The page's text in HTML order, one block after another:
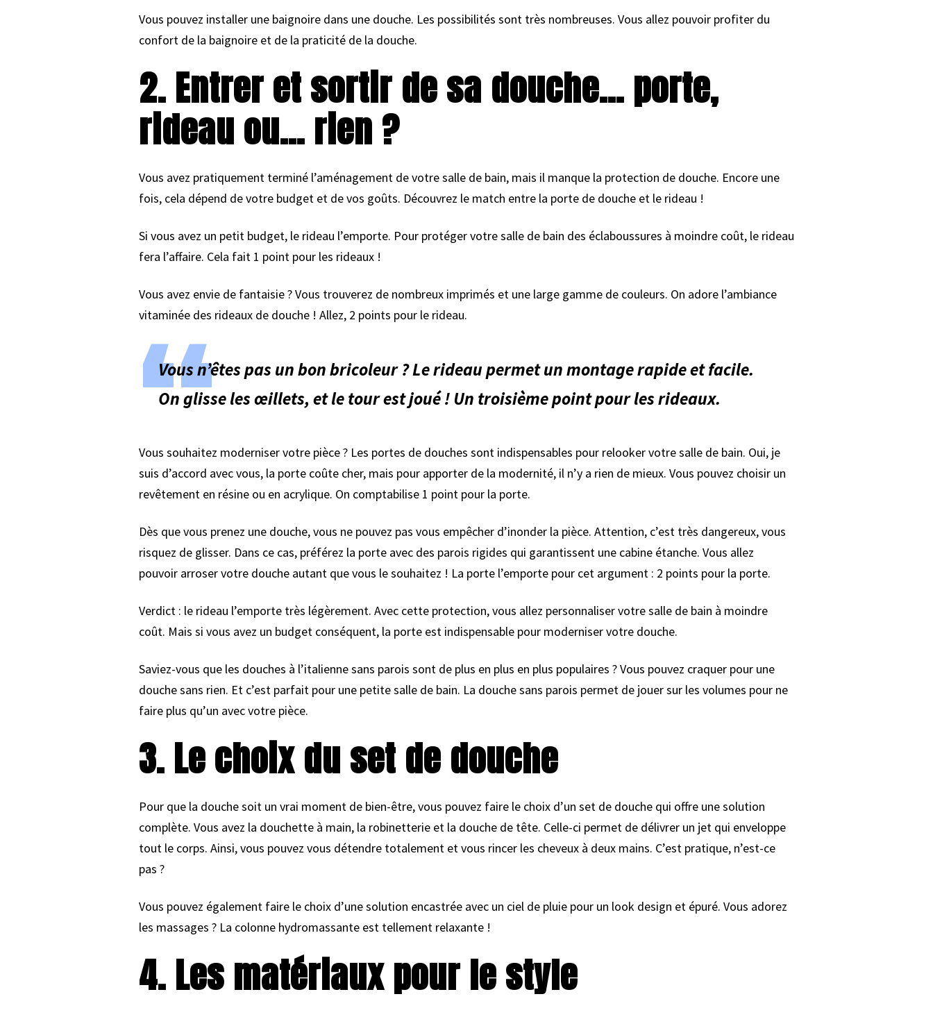
Vous pouvez installer une baignoire dans une douche. Les possibilités sont très nombreuses. Vous allez pouvoir profiter du
confort de la baignoire et de la praticité de la douche.
2. Entrer et sortir de sa douche… porte,
rideau ou… rien ?
Vous avez pratiquement terminé l’aménagement de votre salle de bain, mais il manque la protection de douche. Encore une
fois, cela dépend de votre budget et de vos goûts. Découvrez le match entre la porte de douche et le rideau !
Si vous avez un petit budget, le rideau l’emporte. Pour protéger votre salle de bain des éclaboussures à moindre coût, le rideau
fera l’affaire. Cela fait 1 point pour les rideaux !
Vous avez envie de fantaisie ? Vous trouverez de nombreux imprimés et une large gamme de couleurs. On adore l’ambiance
vitaminée des rideaux de douche ! Allez, 2 points pour le rideau.
Vous n’êtes pas un bon bricoleur ? Le rideau permet un montage rapide et facile.
On glisse les œillets, et le tour est joué ! Un troisième point pour les rideaux.
Vous souhaitez moderniser votre pièce ? Les portes de douches sont indispensables pour relooker votre salle de bain. Oui, je
suis d’accord avec vous, la porte coûte cher, mais pour apporter de la modernité, il n’y a rien de mieux. Vous pouvez choisir un
revêtement en résine ou en acrylique. On comptabilise 1 point pour la porte.
Dès que vous prenez une douche, vous ne pouvez pas vous empêcher d’inonder la pièce. Attention, c’est très dangereux, vous
risquez de glisser. Dans ce cas, préférez la porte avec des parois rigides qui garantissent une cabine étanche. Vous allez
pouvoir arroser votre douche autant que vous le souhaitez ! La porte l’emporte pour cet argument : 2 points pour la porte.
Verdict : le rideau l’emporte très légèrement. Avec cette protection, vous allez personnaliser votre salle de bain à moindre
coût. Mais si vous avez un budget conséquent, la porte est indispensable pour moderniser votre douche.
Saviez-vous que les douches à l’italienne sans parois sont de plus en plus en plus populaires ? Vous pouvez craquer pour une
douche sans rien. Et c’est parfait pour une petite salle de bain. La douche sans parois permet de jouer sur les volumes pour ne
faire plus qu’un avec votre pièce.
3. Le choix du set de douche
Pour que la douche soit un vrai moment de bien-être, vous pouvez faire le choix d’un set de douche qui offre une solution
complète. Vous avez la douchette à main, la robinetterie et la douche de tête. Celle-ci permet de délivrer un jet qui enveloppe
tout le corps. Ainsi, vous pouvez vous détendre totalement et vous rincer les cheveux à deux mains. C’est pratique, n’est-ce
pas ?
Vous pouvez également faire le choix d’une solution encastrée avec un ciel de pluie pour un look design et épuré. Vous adorez
les massages ? La colonne hydromassante est tellement relaxante !
4. Les matériaux pour le style